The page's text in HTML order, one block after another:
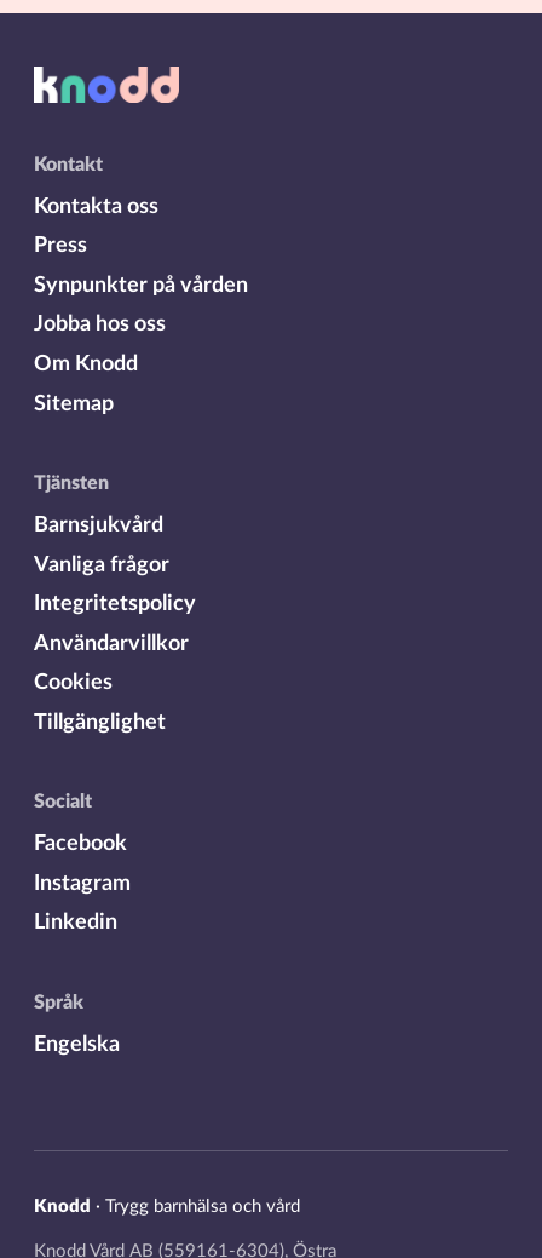
Kontakt
Kontakta oss
Press
Synpunkter på vården
Jobba hos oss
Om Knodd
Sitemap
Tjänsten
Barnsjukvård
Vanliga frågor
Integritetspolicy
Användarvillkor
Cookies
Tillgänglighet
Socialt
Facebook
Instagram
Linkedin
Språk
Engelska
Knodd · Trygg barnhälsa och vård
Knodd Vård AB (559161-6304), Östra